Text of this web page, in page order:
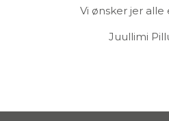
Vi ønsker jer alle
Juullimi